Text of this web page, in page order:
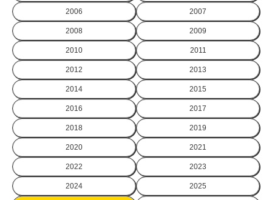
2006 2007
2008 2009
2010 2011
2012 2013
2014 2015
2016 2017
2018 2019
2020 2021
2022 2023
2024 2025